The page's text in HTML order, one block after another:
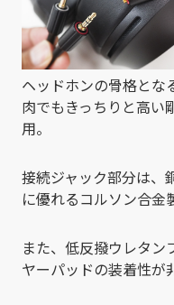
ヘッドホンの骨格とな
肉でもきっちりと高い
用。
接続ジャック部分は、
に優れるコルソン合金
また、低反撥ウレタン
ヤーパッドの装着性が